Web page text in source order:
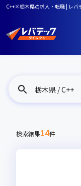
C++×栃木県の求人・転職 | レバ
栃木県 / C++
検索結果14件